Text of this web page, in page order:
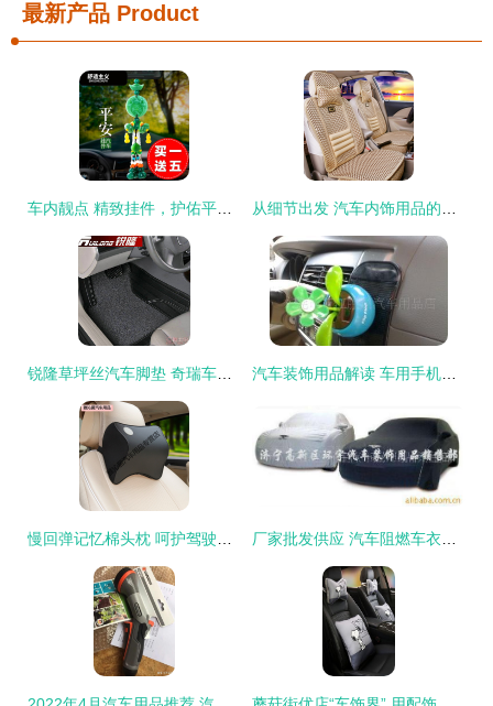
最新产品 Product